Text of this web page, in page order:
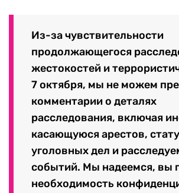
Из-за чувствительности
продолжающегося
жестокостей и
7 октября, мы не можем
комментарии о деталях
расследования, включая
касающуюся арестов,
уголовных дел и
событий. Мы надеемся, вы
необходимость